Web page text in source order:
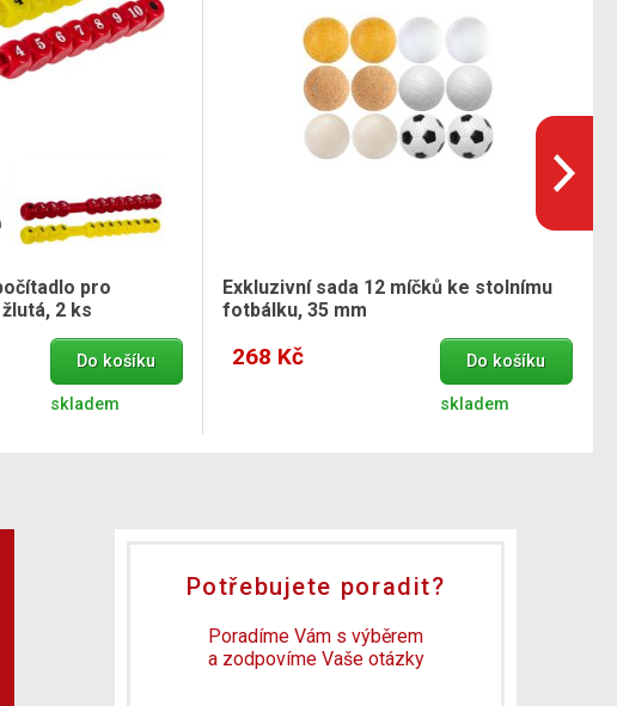
pro
2 ks
Do košíku
skladem
Exkluzivní sada 12 míčků ke stolnímu
fotbálku, 35 mm
268 Kč Do košíku
skladem
Potřebujete poradit?
Poradíme Vám s výběrem
a zodpovíme Vaše otázky